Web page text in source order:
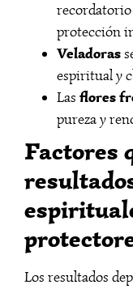
recordatorio
protección
Veladoras
espiritual y
Las flores
pureza y
Factores
Los resultados